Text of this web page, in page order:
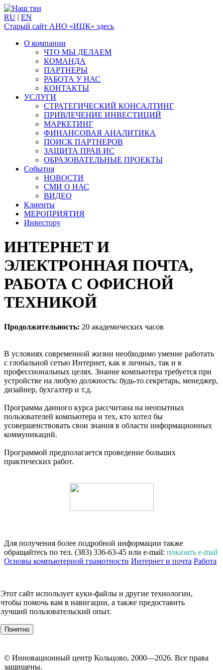
RU | EN
Старый сайт АНО «ИЦК» здесь
О компании
ЧТО МЫ ДЕЛАЕМ
КОМАНДА
ПАРТНЕРЫ
РАБОТА У НАС
КОНТАКТЫ
УСЛУГИ
СТРАТЕГИЧЕСКИЙ КОНСАЛТИНГ
ПРИВЛЕЧЕНИЕ ИНВЕСТИЦИЙ
МАРКЕТИНГ
ФИНАНСОВАЯ АНАЛИТИКА
ПОИСК ПАРТНЕРОВ
ЗАЩИТА ПРАВ ИС
ОБРАЗОВАТЕЛЬНЫЕ ПРОЕКТЫ
События
НОВОСТИ
СМИ О НАС
ВИДЕО
Клиенты
МЕРОПРИЯТИЯ
Инвестору
ИНТЕРНЕТ И
ЭЛЕКТРОННАЯ ПОЧТА,
РАБОТА С ОФИСНОЙ
ТЕХНИКОЙ
Продолжительность: 20 академических часов
В условиях современной жизни необходимо умение работать
с глобальной сетью Интернет, как в личных, так и в
профессиональных целях. Знание компьютера требуется при
устройстве на любую должность: будь-то секретарь, менеджер,
дизайнер, бухгалтер и т.д.
Программа данного курса рассчитана на неопытных
пользователей компьютера и тех, кто хотел бы
усовершенствовать свои знания в области информационных
коммуникаций.
Программой предполагается проведение больших
практических работ.
Для получения более подробной информации также
обращайтесь по тел. (383) 336-63-45 или e-mail: показать e-mail
Основы компьютерной грамотности Интернет и почта Работа
О компании
УСЛУГИ
События
Клиенты
МЕРОПРИЯТИЯ
© Инновационный центр Кольцово, 2000—2026. Все права
защищены.
Этот сайт использует куки-файлы и другие технологии,
чтобы помочь вам в навигации, а также предоставить
лучший пользовательский опыт.
Понятно